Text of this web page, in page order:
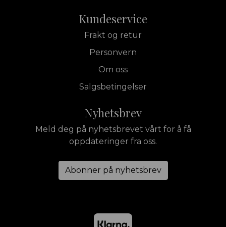
Kundeservice
Frakt og retur
Personvern
Om oss
Salgsbetingelser
Nyhetsbrev
Meld deg på nyhetsbrevet vårt for å få
oppdateringer fra oss.
Abonner på nyhetsbrev